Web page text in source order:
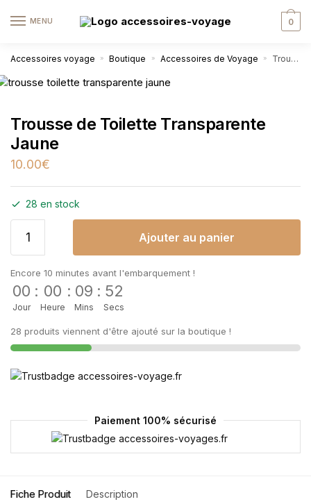
MENU 0
Accessoires voyage » Boutique » Accessoires de Voyage » Trousse de Toilette Transparente Jaune
Trousse de Toilette Transparente
Jaune
10.00€
28 en stock
Ajouter au panier
Encore 10 minutes avant l'embarquement !
00
Jour
: 00
Heure
: 09
Mins
: 52
Secs
28 produits viennent d'être ajouté sur la boutique !
Paiement 100% sécurisé
Fiche Produit Description